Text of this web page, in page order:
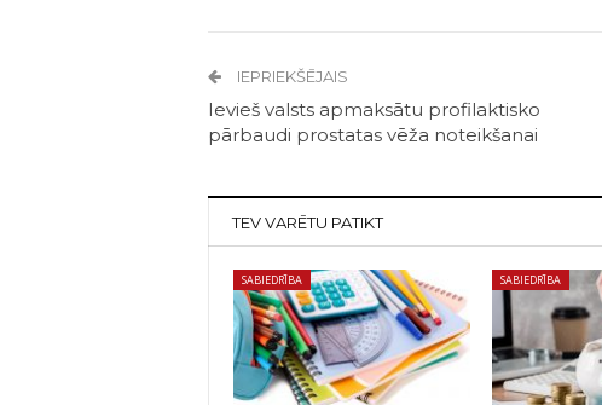
IEPRIEKŠĒJAIS
Ievieš valsts apmaksātu profilaktisko
pārbaudi prostatas vēža noteikšanai
TEV VARĒTU PATIKT
SABIEDRĪBA SABIEDRĪBA